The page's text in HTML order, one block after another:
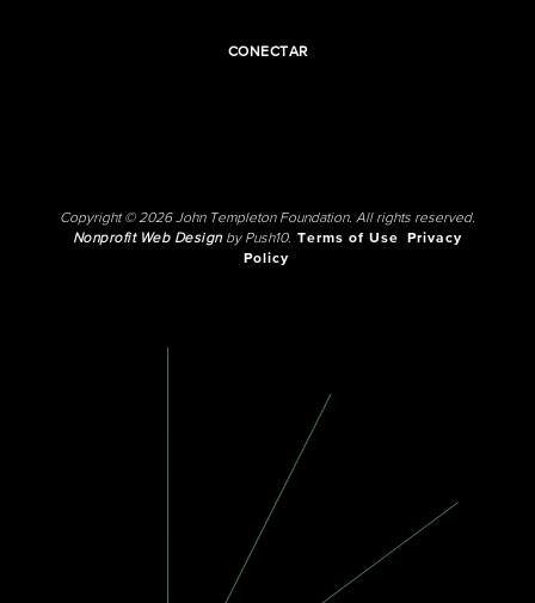
CONECTAR
Copyright © 2026 John Templeton Foundation. All rights reserved.
Nonprofit Web Designby Push10. Terms of Use
Privacy
Policy